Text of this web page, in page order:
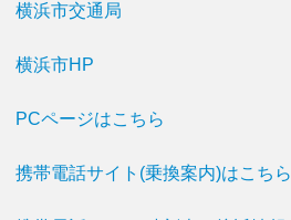
横浜市交通局
横浜市HP
PCページはこちら
携帯電話サイト(乗換案内)はこちら